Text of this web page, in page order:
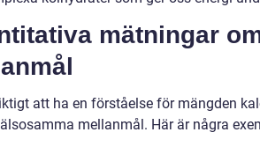
mätningar
att ha en förståelse för mängden
mellanmål. Här är några